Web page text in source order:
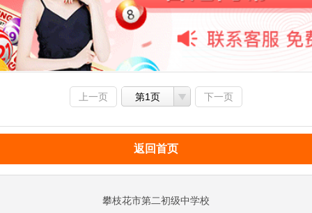
上一页 第1页 下一页
返回首页
攀枝花市第二初级中学校